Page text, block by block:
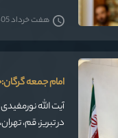
هفت خرداد 1405
امام جمعه
آیت الله
در تبریز، قم،